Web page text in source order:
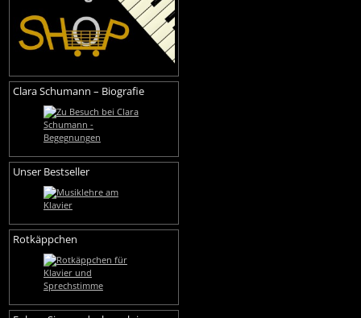
Clara Schumann – Biografie
Unser Bestseller
Rotkäppchen